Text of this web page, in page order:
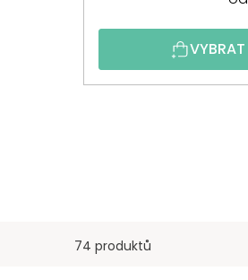
VYBRAT
74 produktů